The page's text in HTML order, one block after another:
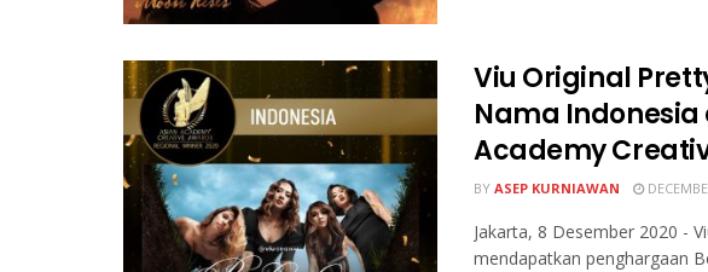
Viu Original
Nama Indonesia
Academy
BY ASEP KURNIAWAN
Jakarta, 8 Desember 2020 -
mendapatkan penghargaan